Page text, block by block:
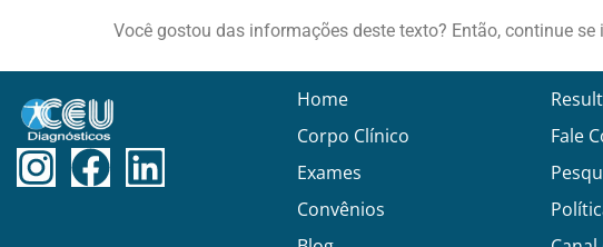
Você gostou das informações deste texto? Então, continue
Home
Corpo Clínico
Exames
Convênios
Fale